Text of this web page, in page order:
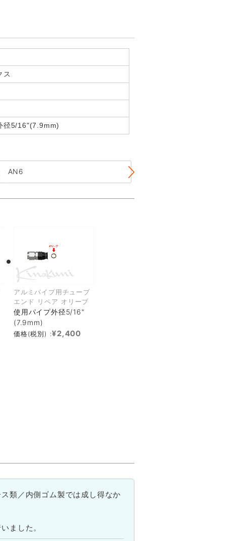
ス
径5/16"(7.9mm)
AN6
アルミパイプ用チューブ
エンド リペア オリーブ
使用パイプ外径5/16"
(7.9mm)
価格(税別) :¥2,400
類／内側ゴム製では成し得なか
ました。